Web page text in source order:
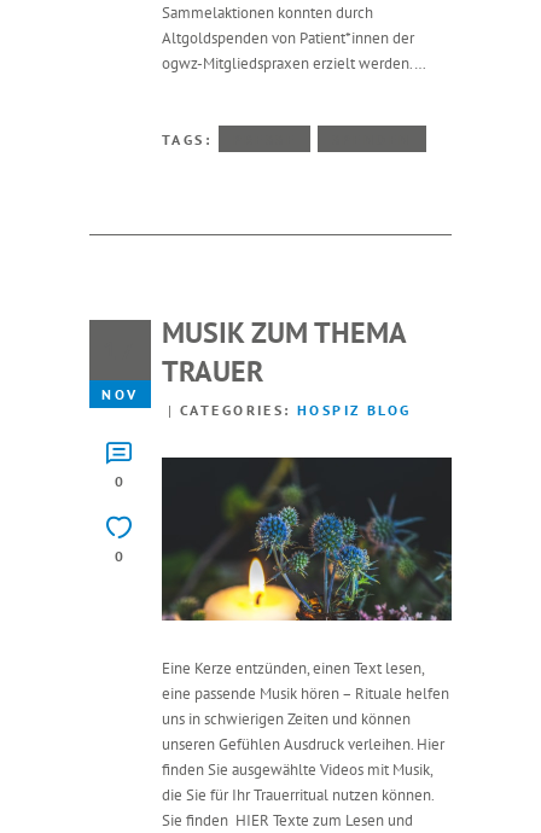
Sammelaktionen konnten durch
Altgoldspenden von Patient*innen der
ogwz-Mitgliedspraxen erzielt werden.…
TAGS:
NOV
0
0
MUSIK ZUM THEMA
TRAUER
CATEGORIES:HOSPIZ BLOG
Eine Kerze entzünden, einen Text lesen,
eine passende Musik hören – Rituale helfen
uns in schwierigen Zeiten und können
unseren Gefühlen Ausdruck verleihen. Hier
finden Sie ausgewählte Videos mit Musik,
die Sie für Ihr Trauerritual nutzen können.
Sie finden HIER Texte zum Lesen und